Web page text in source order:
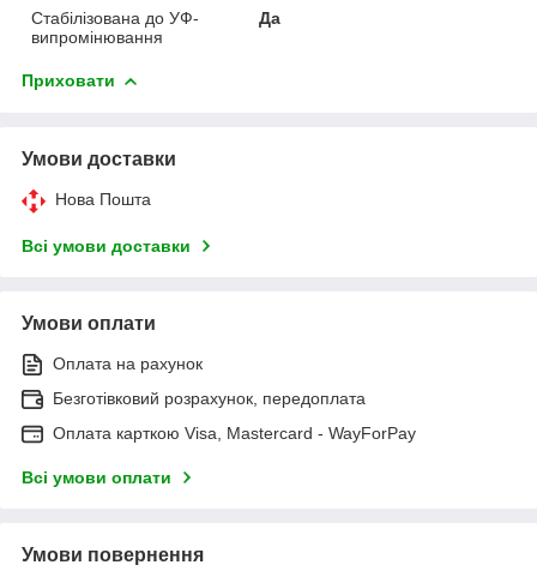
Стабілізована до УФ-
випромінювання
Да
Приховати
Умови доставки
Нова Пошта
Всі умови доставки
Умови оплати
Оплата на рахунок
Безготівковий розрахунок, передоплата
Оплата карткою Visa, Mastercard - WayForPay
Всі умови оплати
Умови повернення